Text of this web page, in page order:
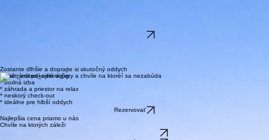
Oddych bez zhonu 2+1 osoba
/ od 4 nocí / so vstupom do AquaCity
Zostante dlhšie a doprajte si skutočný oddych
Tiché rána pokojné večery a chvíle na ktoréí sa nezabúda
* útulná izba
* záhrada a priestor na relax
* ideálne pre hlbší oddych